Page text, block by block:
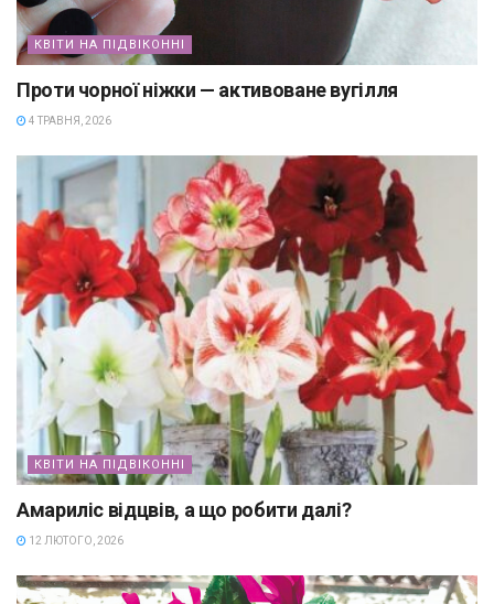
КВІТИ НА ПІДВІКОННІ
Проти чорної ніжки — активоване вугілля
4 ТРАВНЯ, 2026
КВІТИ НА ПІДВІКОННІ
Амариліс відцвів, а що робити далі?
12 ЛЮТОГО, 2026